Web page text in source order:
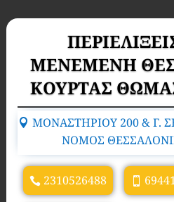
ΜΕΝΕΜΕΝΗ
ΚΟΥΡΤΑΣ
ΜΟΝΑΣΤΗΡΙΟΥ 200 & Γ.
ΝΟΜΟΣ
2310526488